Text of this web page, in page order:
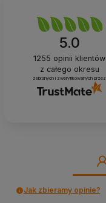
5.0
1255 opinii klientów
z całego okresu
zebranych i zweryfikowanych przez
Jak zbieramy opinie?